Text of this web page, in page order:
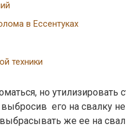
в Ессентуках
техники
но утилизировать
его на свалку
же ее на